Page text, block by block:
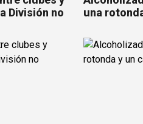
División no
una